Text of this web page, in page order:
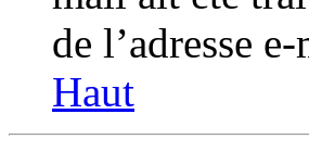
de l’adresse
Haut